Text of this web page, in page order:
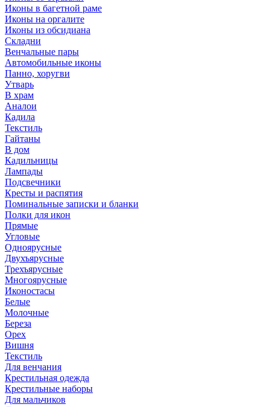
Иконы в багетной раме
Иконы на оргалите
Иконы из обсидиана
Складни
Венчальные пары
Автомобильные иконы
Панно, хоругви
Утварь
В храм
Аналои
Кадила
Текстиль
Гайтаны
В дом
Кадильницы
Лампады
Подсвечники
Кресты и распятия
Поминальные записки и бланки
Полки для икон
Прямые
Угловые
Одноярусные
Двухъярусные
Трехъярусные
Многоярусные
Иконостасы
Белые
Молочные
Береза
Орех
Вишня
Текстиль
Для венчания
Крестильная одежда
Крестильные наборы
Для мальчиков